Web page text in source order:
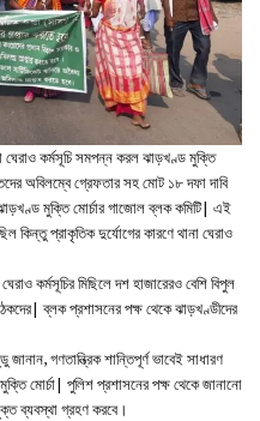
কর্মসূচি সমপন্ন করল ঝাড়খণ্ড মুক্তি
অবিলম্বে গ্রেফতার সহ মোট ১৮ দফা দাবি
মুক্তি মোর্চার গাজোল ব্লক কমিটি| এই
কিন্তু প্রাকৃতিক দুর্যোগের কারণে থানা ঘেরাও
কর্মসূচির মিছিলে দশ হাজারেরও বেশি বিপুল
ব্লক প্রশাসনের পক্ষ থেকে ঝাড়খণ্ডীদের
গণতান্ত্রিক শান্তিপূর্ণ ভাবেই সাধারণ
মোর্চা| পুলিশ প্রশাসনের পক্ষ থেকে জানানো
ব্যবস্থা গ্রহণ করবে।